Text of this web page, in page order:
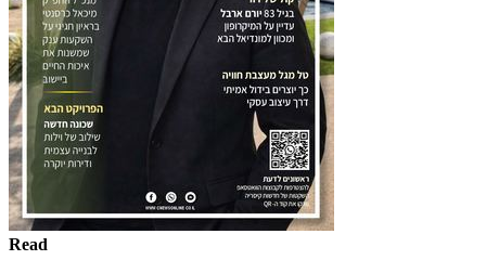
Read